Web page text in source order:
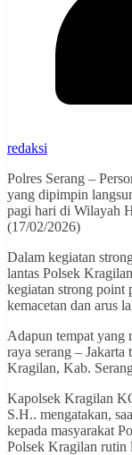
redaksi
Polres Serang –
yang dipimpin
pagi hari di Wilayah
(17/02/2026)
Dalam kegiatan
lantas Polsek
kegiatan strong point
kemacetan dan arus
Adapun tempat yang
raya serang – Jakarta
Kragilan, Kab.
Kapolsek Kragilan
S.H.. mengatakan,
kepada masyarakat
Polsek Kragilan rutin